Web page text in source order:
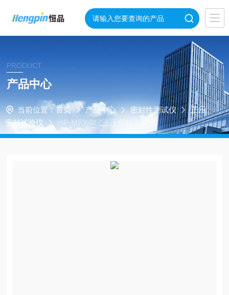
PRODUCT
产品中心
当前位置： 首页 产品中心 密封性测试仪
正压
密封试验仪
HP-MFY-01Z正压密封测试仪